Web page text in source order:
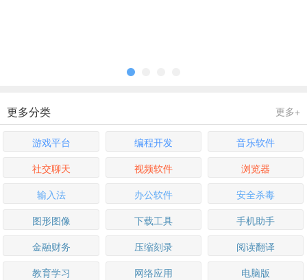
更多+
更多分类
游戏平台 编程开发
音乐软件
社交聊天
视频软件
浏览器
输入法
办公软件
安全杀毒
图形图像
下载工具
手机助手
金融财务
压缩刻录
阅读翻译
教育学习
网络应用
电脑版